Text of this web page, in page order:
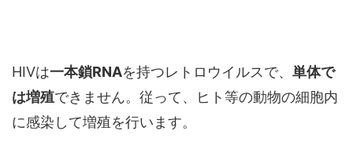
HIVは一本鎖RNAを持つレトロウイルスで、 単体で
は増殖できません。従って、ヒト等の動物の細胞内
に感染して増殖を行います。